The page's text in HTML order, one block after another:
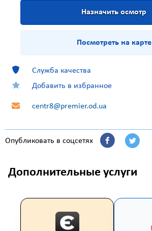
Назначить осмотр
Посмотреть на карте
Служба качества
Добавить в избранное
centr8@premier.od.ua
Опубликовать в соцсетях
Дополнительные услуги